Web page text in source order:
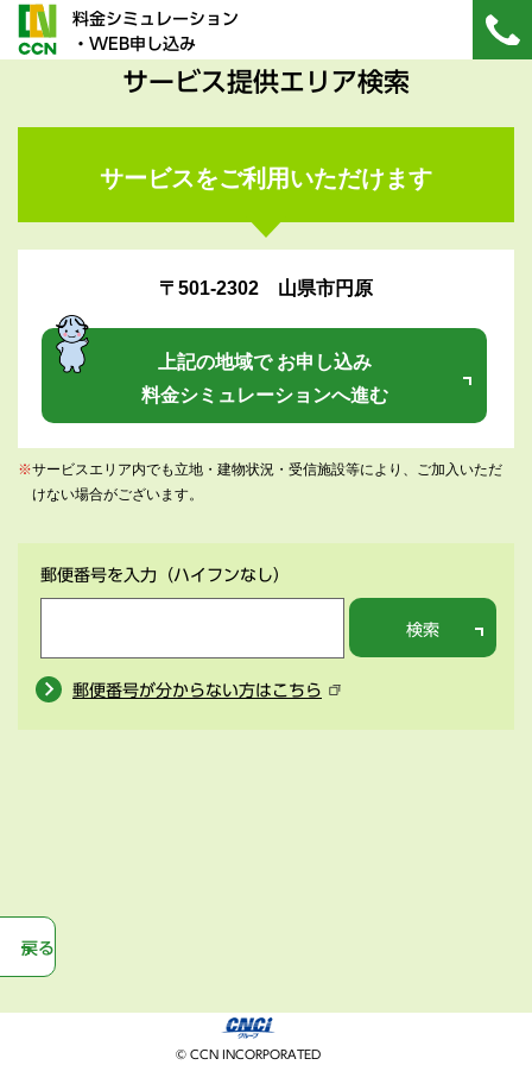
料金シミュレーション
・WEB申し込み
サービス提供エリア検索
サービスをご利用いただけます
〒501-2302 山県市円原
上記の地域で お申し込み
料金シミュレーションへ進む
※サービスエリア内でも立地・建物状況・受信施設等により、ご加入いただ
けない場合がございます。
郵便番号を入力 （ハイフンなし）
検索
郵便番号が分からない方はこちら
戻る
© CCN INCORPORATED